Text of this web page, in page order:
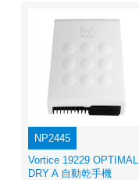
NP2445
Vortice 19229 OPTIMAL
DRY A 自動乾手機